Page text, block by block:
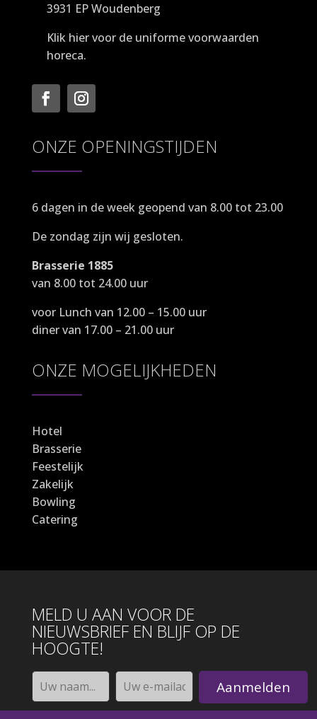
3931 EP Woudenberg
Klik hiervoor de uniforme voorwaarden
horeca.
ONZE OPENINGSTIJDEN
6 dagen in de week geopend van 8.00 tot 23.00
De zondag zijn wij gesloten.
Brasserie 1885
van 8.00 tot 24.00 uur
voor Lunch van 12.00 – 15.00 uur
diner van 17.00 – 21.00 uur
ONZE MOGELIJKHEDEN
Hotel
Brasserie
Feestelijk
Zakelijk
Bowling
Catering
MELD U AAN VOOR DE
NIEUWSBRIEF EN BLIJF OP DE
HOOGTE!